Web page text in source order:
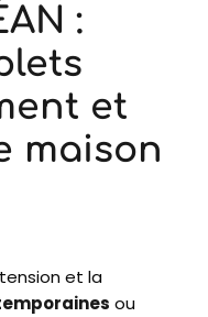
:
et
maison
et la
ou